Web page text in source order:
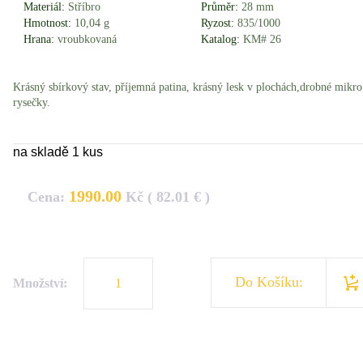
Materiál: Stříbro Průměr: 28 mm
Hmotnost: 10,04 g Ryzost: 835/1000
Hrana: vroubkovaná Katalog: KM# 26
Krásný sbírkový stav, příjemná patina, krásný lesk v plochách,drobné mikro
rysečky.
na skladě 1 kus
Cena: 1990.00 Kč ( 82.01 € )
Množství: Do Košíku: